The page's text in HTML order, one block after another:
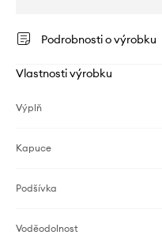
Podrobnosti o výrobku
Vlastnosti výrobku
Výplň
Kapuce
Podšívka
Voděodolnost